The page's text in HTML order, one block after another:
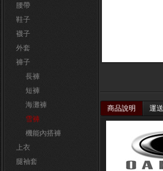
腰帶
鞋子
襪子
外套
褲子
長褲
短褲
海灘褲
雪褲
機能內搭褲
上衣
腿袖套
商品說明 運